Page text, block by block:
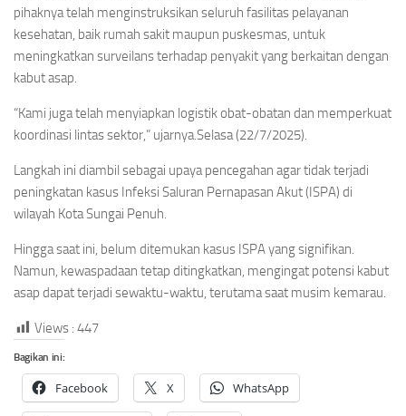
pihaknya telah menginstruksikan seluruh fasilitas pelayanan
kesehatan, baik rumah sakit maupun puskesmas, untuk
meningkatkan surveilans terhadap penyakit yang berkaitan dengan
kabut asap.
“Kami juga telah menyiapkan logistik obat-obatan dan memperkuat
koordinasi lintas sektor,” ujarnya.Selasa (22/7/2025).
Langkah ini diambil sebagai upaya pencegahan agar tidak terjadi
peningkatan kasus Infeksi Saluran Pernapasan Akut (ISPA) di
wilayah Kota Sungai Penuh.
Hingga saat ini, belum ditemukan kasus ISPA yang signifikan.
Namun, kewaspadaan tetap ditingkatkan, mengingat potensi kabut
asap dapat terjadi sewaktu-waktu, terutama saat musim kemarau.
Views : 447
Bagikan ini:
Facebook X WhatsApp